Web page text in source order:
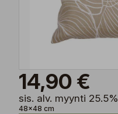
14,90 €
sis. alv. myynti 25.5%
48x48 cm